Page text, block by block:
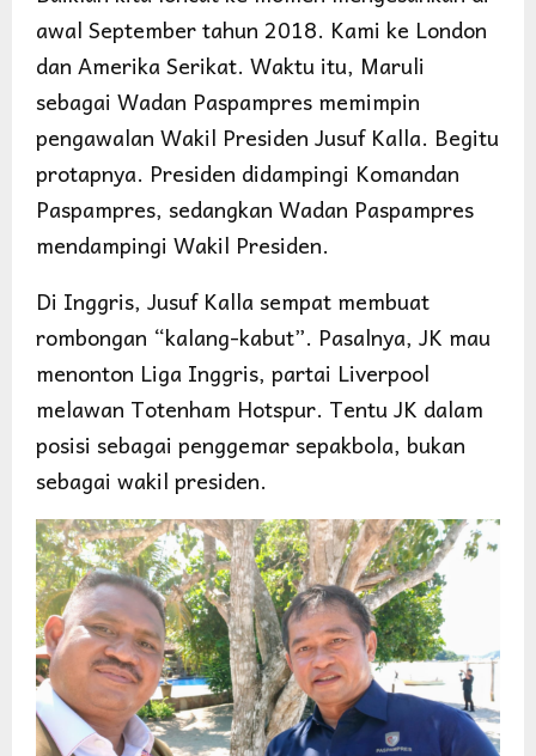
awal September tahun 2018. Kami ke London
dan Amerika Serikat. Waktu itu, Maruli
sebagai Wadan Paspampres memimpin
pengawalan Wakil Presiden Jusuf Kalla. Begitu
protapnya. Presiden didampingi Komandan
Paspampres, sedangkan Wadan Paspampres
mendampingi Wakil Presiden.
Di Inggris, Jusuf Kalla sempat membuat
rombongan “kalang-kabut”. Pasalnya, JK mau
menonton Liga Inggris, partai Liverpool
melawan Totenham Hotspur. Tentu JK dalam
posisi sebagai penggemar sepakbola, bukan
sebagai wakil presiden.